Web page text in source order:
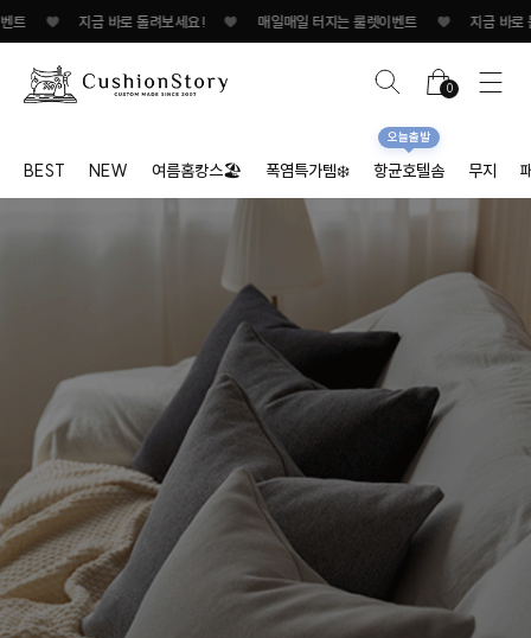
지금 바로 돌려보세요! ♥ 매일매일 터지는 룰렛이벤트 ♥ 지금 바로 돌려보세
0
BEST NEW 여름홈캉스🏖 폭염특가템❄️ 항균호텔솜
오늘출발
무지